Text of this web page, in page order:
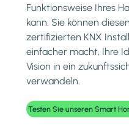
Funktionsweise Ihres
kann. Sie können
zertifizierten KNX
einfacher macht, Ihre
Vision in ein
verwandeln.
Testen Sie unseren Smart